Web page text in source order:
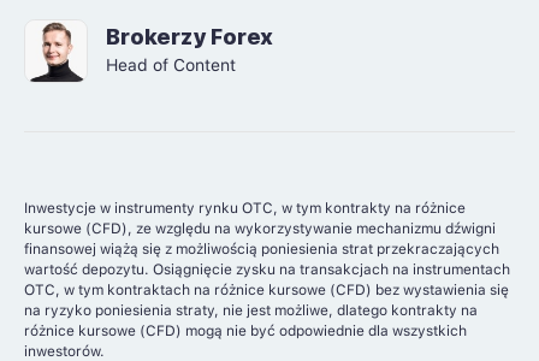
Brokerzy Forex
Head of Content
Inwestycje w instrumenty rynku OTC, w tym kontrakty na różnice
kursowe (CFD), ze względu na wykorzystywanie mechanizmu dźwigni
finansowej wiążą się z możliwością poniesienia strat przekraczających
wartość depozytu. Osiągnięcie zysku na transakcjach na instrumentach
OTC, w tym kontraktach na różnice kursowe (CFD) bez wystawienia się
na ryzyko poniesienia straty, nie jest możliwe, dlatego kontrakty na
różnice kursowe (CFD) mogą nie być odpowiednie dla wszystkich
inwestorów.